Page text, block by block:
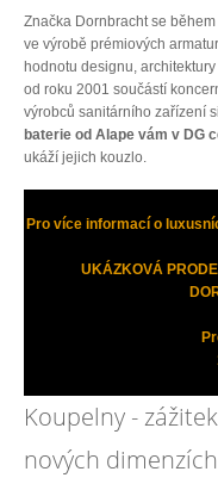
Značka Dornbracht se
ve výrobě prémiových
hodnotu designu,
od roku 2001 součástí
výrobců sanitárního zařízení
baterie od Alape vám v DG
ukáží jejich kouzlo.
Pro více informací o
UKÁZKOVÁ
Koupelny -
nových dimenzích